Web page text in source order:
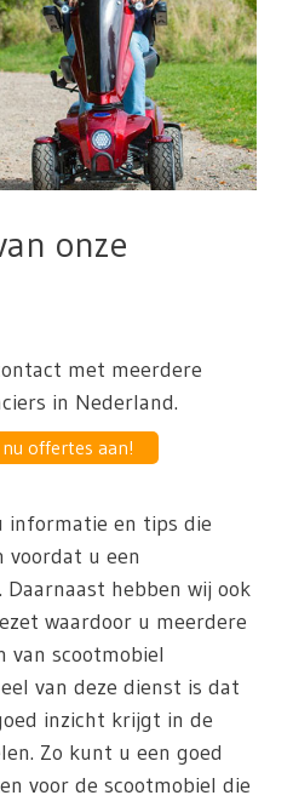
onze
met meerdere
in Nederland.
offertes aan!
informatie en tips die
voordat u een
hebben wij ook
waardoor u meerdere
van scootmobiel
van deze dienst is dat
inzicht krijgt in de
Zo kunt u een goed
voor de scootmobiel die